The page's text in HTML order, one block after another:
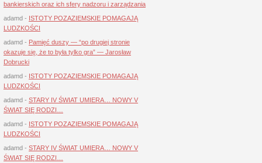
bankierskich oraz ich sfery nadzoru i zarządzania
adamd - ISTOTY POZAZIEMSKIE POMAGAJĄ
LUDZKOŚCI
adamd - Pamięć duszy — “po drugiej stronie
okazuje się, że to była tylko gra” — Jarosław
Dobrucki
adamd - ISTOTY POZAZIEMSKIE POMAGAJĄ
LUDZKOŚCI
adamd - STARY IV ŚWIAT UMIERA… NOWY V
ŚWIAT SIĘ RODZI…
adamd - ISTOTY POZAZIEMSKIE POMAGAJĄ
LUDZKOŚCI
adamd - STARY IV ŚWIAT UMIERA… NOWY V
ŚWIAT SIĘ RODZI…